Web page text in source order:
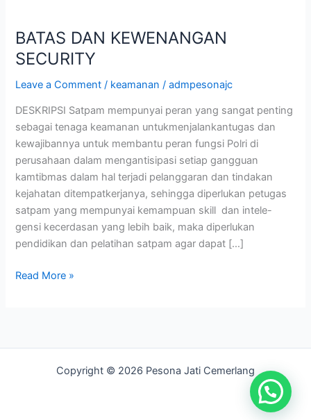
BATAS DAN KEWENANGAN
SECURITY
Leave a Comment / keamanan /admpesonajc
DESKRIPSI Satpam mempunyai peran yang sangat penting
sebagai tenaga keamanan untukmenjalankantugas dan
kewajibannya untuk membantu peran fungsi Polri di
perusahaan dalam mengantisipasi setiap gangguan
kamtibmas dalam hal terjadi pelanggaran dan tindakan
kejahatan ditempatkerjanya, sehingga diperlukan petugas
satpam yang mempunyai kemampuan skill dan intele-
gensi kecerdasan yang lebih baik, maka diperlukan
pendidikan dan pelatihan satpam agar dapat […]
BATAS
DAN
KEWENANGAN
SECURITY
Read More »
Copyright © 2026 Pesona Jati Cemerlang